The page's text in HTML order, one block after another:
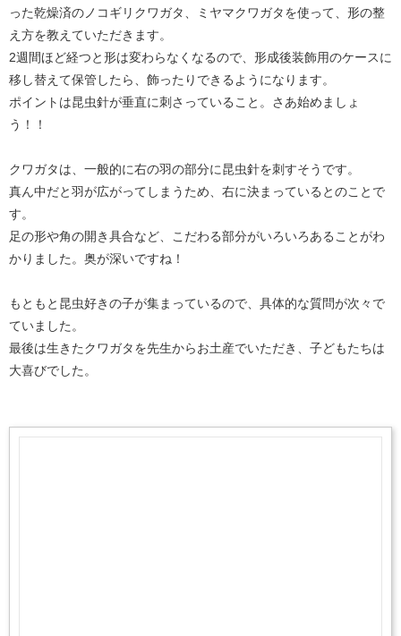
った乾燥済のノコギリクワガタ、ミヤマクワガタを使って、形の整
え方を教えていただきます。
2週間ほど経つと形は変わらなくなるので、形成後装飾用のケースに
移し替えて保管したら、飾ったりできるようになります。
ポイントは昆虫針が垂直に刺さっていること。さあ始めましょ
う！！
クワガタは、一般的に右の羽の部分に昆虫針を刺すそうです。
真ん中だと羽が広がってしまうため、右に決まっているとのことで
す。
足の形や角の開き具合など、こだわる部分がいろいろあることがわ
かりました。奥が深いですね！
もともと昆虫好きの子が集まっているので、具体的な質問が次々で
ていました。
最後は生きたクワガタを先生からお土産でいただき、子どもたちは
大喜びでした。